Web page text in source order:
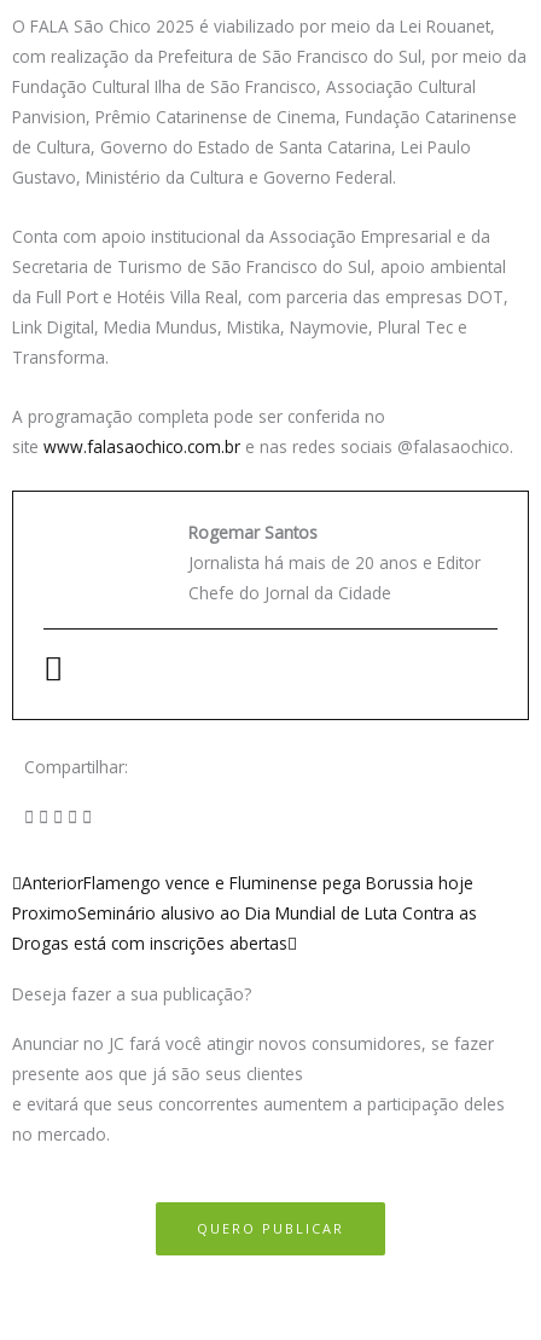
O FALA São Chico 2025 é viabilizado por meio da Lei Rouanet,
com realização da Prefeitura de São Francisco do Sul, por meio da
Fundação Cultural Ilha de São Francisco, Associação Cultural
Panvision, Prêmio Catarinense de Cinema, Fundação Catarinense
de Cultura, Governo do Estado de Santa Catarina, Lei Paulo
Gustavo, Ministério da Cultura e Governo Federal.
Conta com apoio institucional da Associação Empresarial e da
Secretaria de Turismo de São Francisco do Sul, apoio ambiental
da Full Port e Hotéis Villa Real, com parceria das empresas DOT,
Link Digital, Media Mundus, Mistika, Naymovie, Plural Tec e
Transforma.
A programação completa pode ser conferida no
site www.falasaochico.com.br e nas redes sociais @falasaochico.
Rogemar Santos
Jornalista há mais de 20 anos e Editor
Chefe do Jornal da Cidade
Compartilhar:
Anterior
AnteriorFlamengo vence e Fluminense pega Borussia hoje
ProximoSeminário alusivo ao Dia Mundial de Luta Contra as
Drogas está com inscrições abertas
Próximo
Deseja fazer a sua publicação?
Anunciar no JC fará você atingir novos consumidores, se fazer
presente aos que já são seus clientes
e evitará que seus concorrentes aumentem a participação deles
no mercado.
QUERO PUBLICAR